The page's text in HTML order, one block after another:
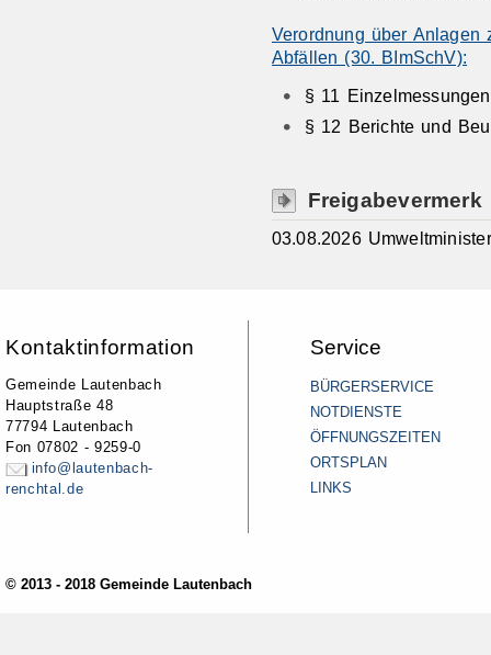
Verordnung über
Abfällen (30. BImSchV):
§ 11 Einzelmessungen
§ 12 Berichte und
Freigabevermerk
03.08.2026
Kontaktinformation
Gemeinde Lautenbach
Hauptstraße 48
77794 Lautenbach
Fon 07802 - 9259-0
info@lautenbach-
renchtal.de
Service
BÜRGERSERVICE
NOTDIENSTE
ÖFFNUNGSZEITEN
ORTSPLAN
LINKS
© 2013 - 2018 Gemeinde Lautenbach